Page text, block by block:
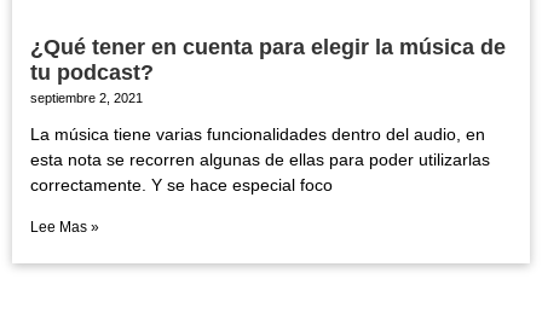
¿Qué tener en cuenta para elegir la música de
tu podcast?
septiembre 2, 2021
La música tiene varias funcionalidades dentro del audio, en
esta nota se recorren algunas de ellas para poder utilizarlas
correctamente. Y se hace especial foco
Lee Mas »